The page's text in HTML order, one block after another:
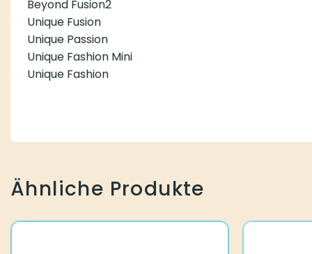
Beyond Fusion2
Unique Fusion
Unique Passion
Unique Fashion Mini
Unique Fashion
Ähnliche Produkte